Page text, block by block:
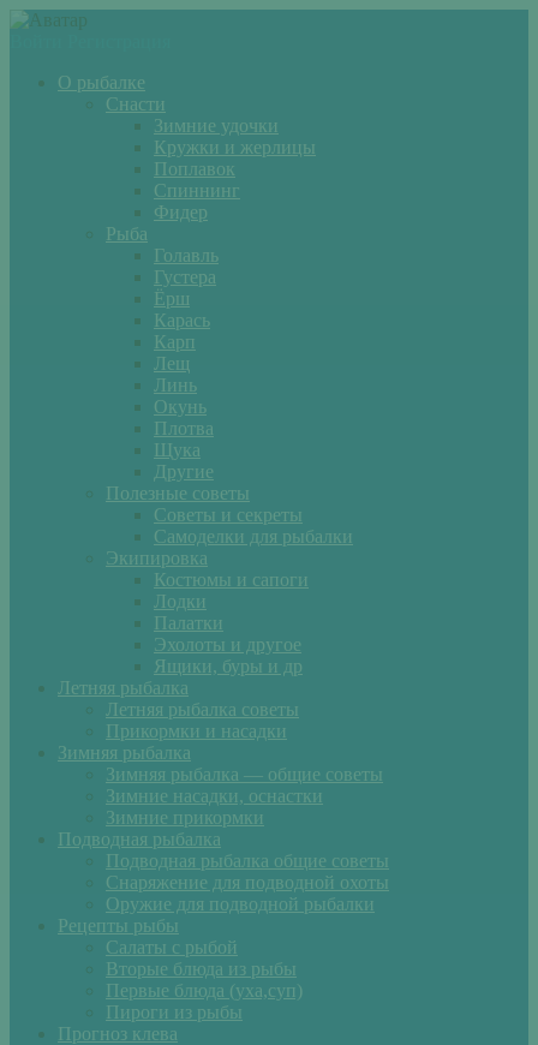
О рыбалке
Снасти
Зимние удочки
Кружки и жерлицы
Поплавок
Спиннинг
Фидер
Рыба
Голавль
Густера
Ёрш
Карась
Карп
Лещ
Линь
Окунь
Плотва
Щука
Другие
Полезные советы
Советы и секреты
Самоделки для рыбалки
Экипировка
Костюмы и сапоги
Лодки
Палатки
Эхолоты и другое
Ящики, буры и др
Летняя рыбалка
Летняя рыбалка советы
Прикормки и насадки
Зимняя рыбалка
Зимняя рыбалка — общие советы
Зимние насадки, оснастки
Зимние прикормки
Подводная рыбалка
Подводная рыбалка общие советы
Снаряжение для подводной охоты
Оружие для подводной рыбалки
Рецепты рыбы
Салаты с рыбой
Вторые блюда из рыбы
Первые блюда (уха,суп)
Пироги из рыбы
Прогноз клева